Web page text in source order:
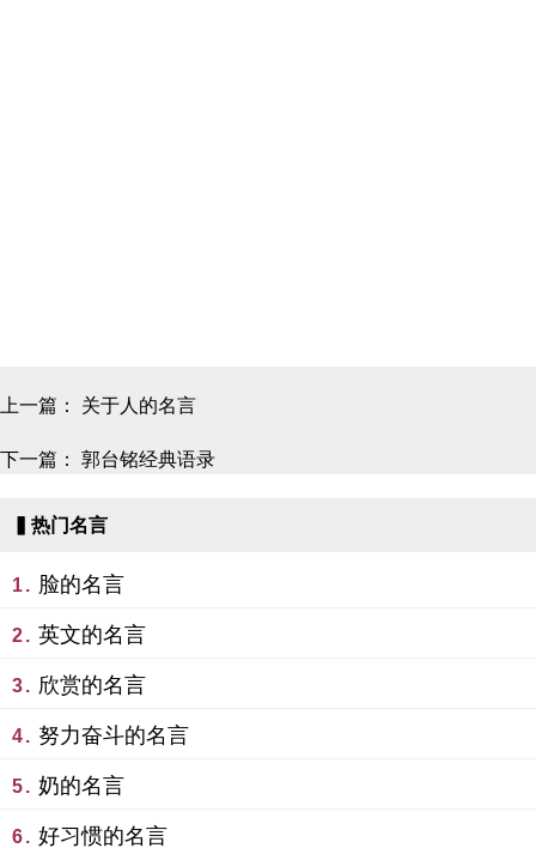
上一篇： 关于人的名言
下一篇： 郭台铭经典语录
▍热门名言
1. 脸的名言
2. 英文的名言
3. 欣赏的名言
4. 努力奋斗的名言
5. 奶的名言
6. 好习惯的名言